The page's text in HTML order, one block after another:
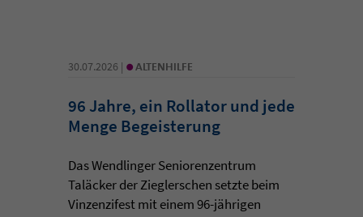
30.07.2026 | • ALTENHILFE
96 Jahre, ein Rollator und jede
Menge Begeisterung
Das Wendlinger Seniorenzentrum
Taläcker der Zieglerschen setzte beim
Vinzenzifest mit einem 96-jährigen